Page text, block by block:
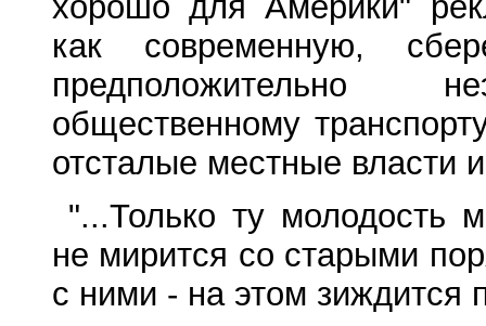
как современную,
предположительно
общественному
отсталые местные власти
"...Только ту молодость
не мирится со старыми
с ними - на этом зиждится